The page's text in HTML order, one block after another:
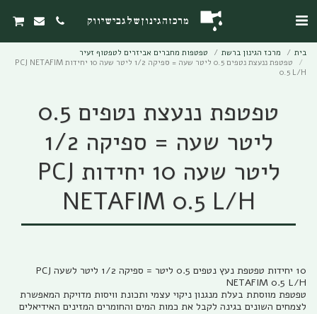
מרכז הגינון של גבי שיווק
בית מרכז הגינון ברשת
טפטפות מחברים אביזרים לטפטוף זעיר
טפטפת ננעצת נטפים 0.5 ליטר שעה = ספיקה 1/2 ליטר שעה 10 יחידות PCJ NETAFIM
0.5 L/H
טפטפת ננעצת נטפים 0.5
ליטר שעה = ספיקה 1/2
ליטר שעה 10 יחידות PCJ
NETAFIM 0.5 L/H
10 יחידות טפטפת נעץ נטפים 0.5 ליטר = ספיקה 1/2 ליטר לשעה PCJ
טפטפת מווסתת בעלת מנגנון ניקוי עצמי ותכונת וויסות מדויקת המאפשרת
לצמחים השונים בגינה לקבל את כמות המים והחומרים המזינים האידיאלים